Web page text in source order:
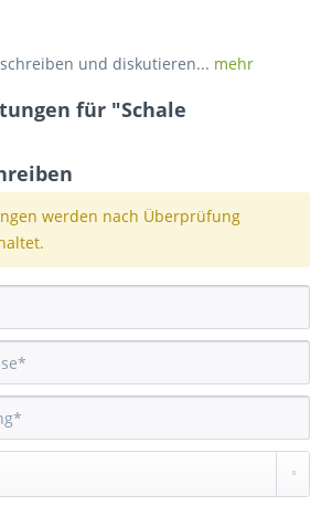
und diskutieren... mehr
für "Schale
werden nach Überprüfung